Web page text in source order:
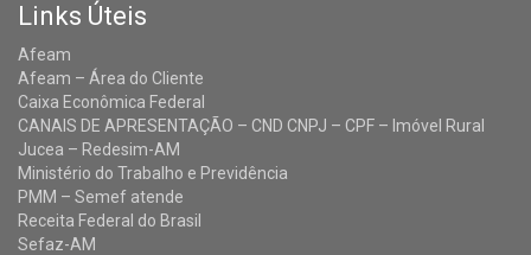
Links Úteis
Afeam
Afeam – Área do Cliente
Caixa Econômica Federal
CANAIS DE APRESENTAÇÃO – CND CNPJ – CPF – Imóvel Rural
Jucea – Redesim-AM
Ministério do Trabalho e Previdência
PMM – Semef atende
Receita Federal do Brasil
Sefaz-AM